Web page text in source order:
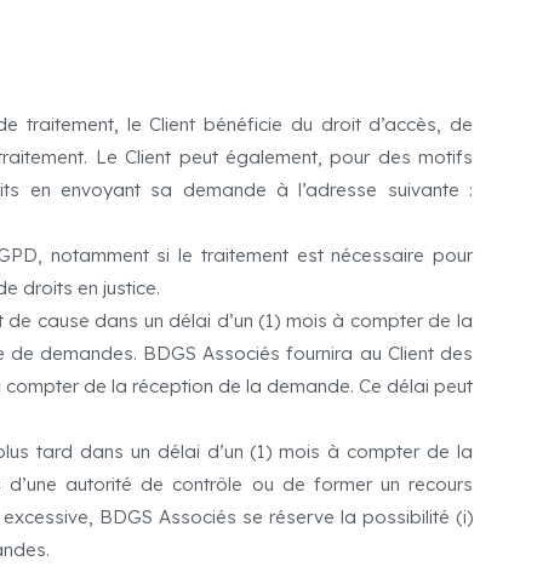
traitement, le Client bénéficie du droit d’accès, de
Le Client peut également, pour des motifs
en envoyant sa demande à l’adresse suivante :
notamment si le traitement est nécessaire pour
droits en justice.
cause dans un délai d’un (1) mois à compter de la
demandes. BDGS Associés fournira au Client des
de la réception de la demande. Ce délai peut
tard dans un délai d’un (1) mois à compter de la
autorité de contrôle ou de former un recours
BDGS Associés se réserve la possibilité (i)